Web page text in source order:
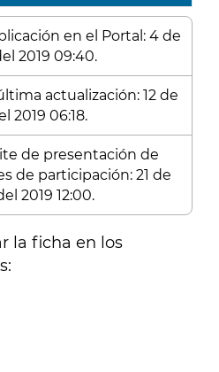
en el Portal: 4 de
2019 09:40.
actualización: 12 de
2019 06:18.
de presentación de
de participación: 21 de
2019 12:00.
la ficha en los